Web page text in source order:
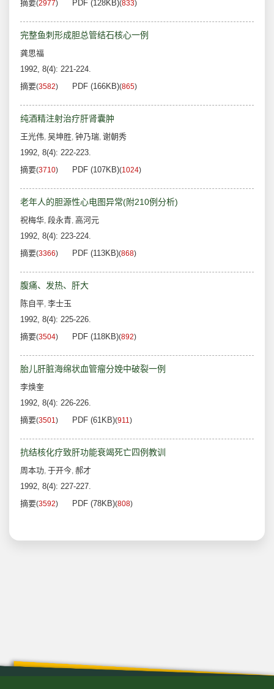
摘要(2977) PDF (128KB)(833)
完整鱼刺形成胆总管结石核心一例
龚思福
1992, 8(4): 221-224.
摘要(3582) PDF (166KB)(865)
纯酒精注射治疗肝肾囊肿
王光伟, 吴坤胜, 钟乃瑞, 谢朝秀
1992, 8(4): 222-223.
摘要(3710) PDF (107KB)(1024)
老年人的胆源性心电图异常(附210例分析)
祝梅华, 段永青, 高河元
1992, 8(4): 223-224.
摘要(3366) PDF (113KB)(868)
腹痛、发热、肝大
陈自平, 李士玉
1992, 8(4): 225-226.
摘要(3504) PDF (118KB)(892)
胎儿肝脏海绵状血管瘤分娩中破裂一例
李焕奎
1992, 8(4): 226-226.
摘要(3501) PDF (61KB)(911)
抗结核化疗致肝功能衰竭死亡四例教训
周本功, 于开今, 郝才
1992, 8(4): 227-227.
摘要(3592) PDF (78KB)(808)